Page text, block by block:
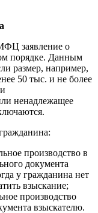
заявление о
порядке. Данным
размер, например,
50 тыс. и не более
ненадлежащее
производство в
документа
у гражданина нет
взыскание;
производство
взыскателю.